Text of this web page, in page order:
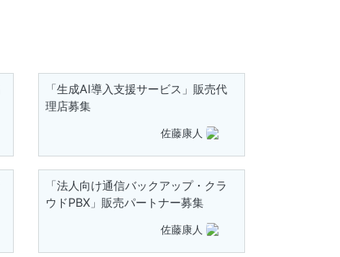
「生成AI導入支援サービス」販売代
理店募集
佐藤康人
「法人向け通信バックアップ・クラ
ウドPBX」販売パートナー募集
佐藤康人